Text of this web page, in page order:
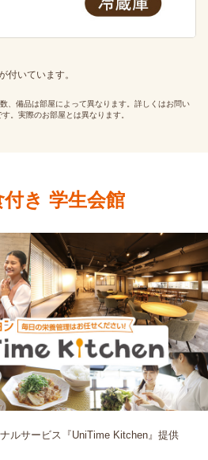
付いています。
、備品は部屋によって異なります。詳しくはお問い
。実際のお部屋とは異なります。
き 学生会館
ルサービス『UniTime Kitchen』提供